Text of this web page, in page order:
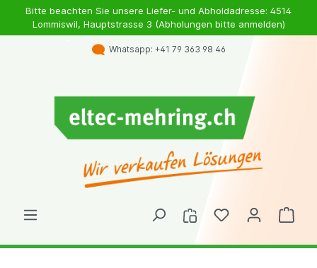
Bitte beachten Sie unsere Liefer- und Abholdadresse: 4514
Lommiswil, Hauptstrasse 3 (Abholungen bitte anmelden)
Whatsapp: +41 79 363 98 46